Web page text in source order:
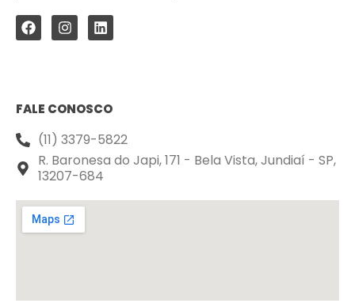
FALE CONOSCO
(11) 3379-5822
R. Baronesa do Japi, 171 - Bela Vista, Jundiaí - SP,
13207-684